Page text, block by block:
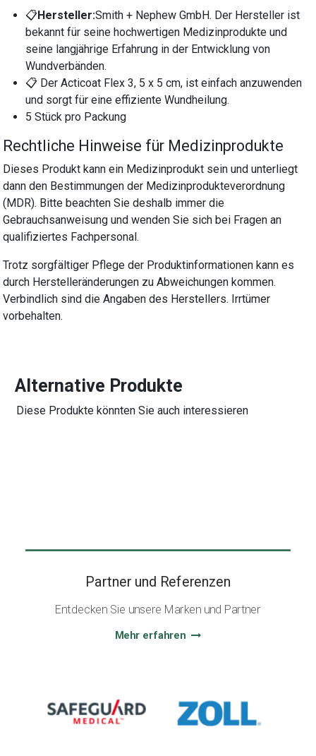
📋Hersteller:Smith + Nephew GmbH. Der Hersteller ist
bekannt für seine hochwertigen Medizinprodukte und
seine langjährige Erfahrung in der Entwicklung von
Wundverbänden.
📋 Der Acticoat Flex 3, 5 x 5 cm, ist einfach anzuwenden
und sorgt für eine effiziente Wundheilung.
5 Stück pro Packung
Rechtliche Hinweise für Medizinprodukte
Dieses Produkt kann ein Medizinprodukt sein und unterliegt
dann den Bestimmungen der Medizinprodukteverordnung
(MDR). Bitte beachten Sie deshalb immer die
Gebrauchsanweisung und wenden Sie sich bei Fragen an
qualifiziertes Fachpersonal.
Trotz sorgfältiger Pflege der Produktinformationen kann es
durch Herstelleränderungen zu Abweichungen kommen.
Verbindlich sind die Angaben des Herstellers. Irrtümer
vorbehalten.
Alternative Produkte
Diese Produkte könnten Sie auch interessieren
Partner und Referenzen
Entdecken Sie unsere Marken und Partner
Mehr erfahren